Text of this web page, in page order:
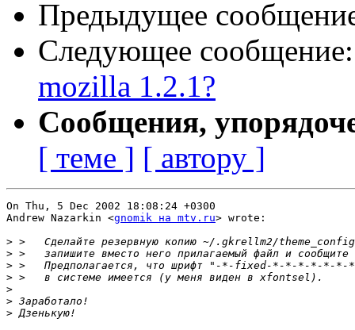
Предыдущее
Следующее
mozilla 1.2.1?
Сообщения,
[ теме ] [ автору ]
On Thu, 5 Dec 2002 18:08:24 +0300
Andrew Nazarkin <gnomik на mtv.ru> wrote:
>
>
>
>
>
>
>